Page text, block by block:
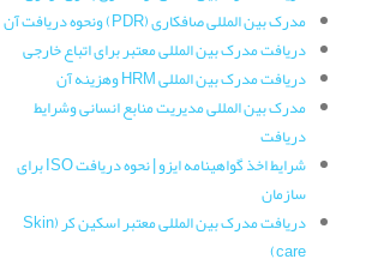
مدرک بین المللی صافکاری (PDR) ونحوه دریافت آن
دریافت مدرک بین المللی معتبر برای اتباع خارجی
دریافت مدرک بین المللی HRM وهزینه آن
مدرک بین المللی مدیریت منابع انسانی وشرایط
دریافت
شرایط اخذ گواهینامه ایزو | نحوه دریافت ISO برای
سازمان
دریافت مدرک بین المللی معتبر اسکین کر (Skin
care)